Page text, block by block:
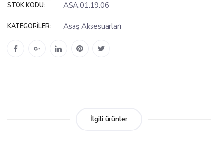
STOK KODU: ASA.01.19.06
KATEGORILER: Asaş Aksesuarları
İlgili ürünler